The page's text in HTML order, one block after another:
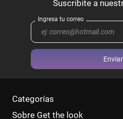
Enviar
Categorías
Sobre Get the look